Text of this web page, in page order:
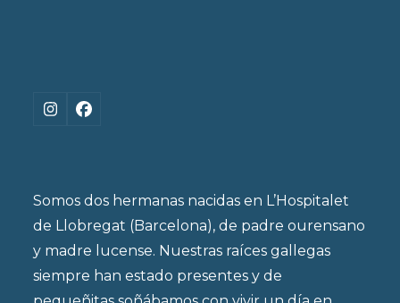
Instagram
Facebook
Somos dos hermanas nacidas en L’Hospitalet
de Llobregat (Barcelona), de padre ourensano
y madre lucense. Nuestras raíces gallegas
siempre han estado presentes y de